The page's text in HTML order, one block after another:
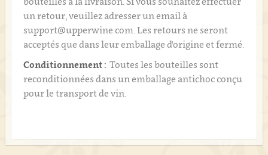
un retour, veuillez adresser un email à
support@upperwine.com. Les retours ne seront
acceptés que dans leur emballage d'origine et fermé.
Conditionnement : Toutes les bouteilles sont
reconditionnées dans un emballage antichoc conçu
pour le transport de vin.